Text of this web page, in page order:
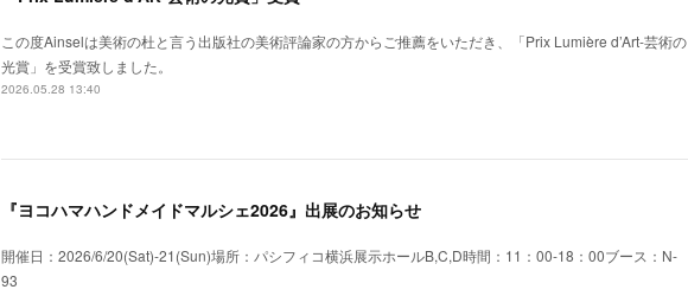
この度Ainselは美術の杜と言う出版社の美術評論家の方からご推薦をいただき、「Prix Lumière d’Art-芸術の
光賞」を受賞致しました。
2026.05.28 13:40
『ヨコハマハンドメイドマルシェ2026』出展のお知らせ
開催日：2026/6/20(Sat)-21(Sun)場所：パシフィコ横浜展示ホールB,C,D時間：11：00-18：00ブース：N-
93